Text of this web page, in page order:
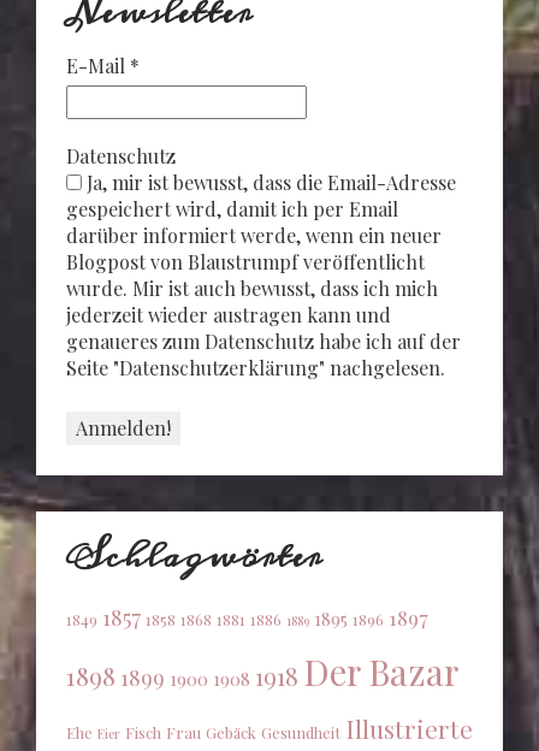
Newsletter
E-Mail *
Datenschutz
Ja, mir ist bewusst, dass die Email-Adresse
gespeichert wird, damit ich per Email
darüber informiert werde, wenn ein neuer
Blogpost von Blaustrumpf veröffentlicht
wurde. Mir ist auch bewusst, dass ich mich
jederzeit wieder austragen kann und
genaueres zum Datenschutz habe ich auf der
Seite "Datenschutzerklärung" nachgelesen.
Schlagwörter
1849 1857 1858 1868 1881 1886 1889 1895 1896 1897
1898 1899 1900 1908 1918 Der Bazar
Ehe Eier Fisch Frau Gebäck Gesundheit Illustrierte